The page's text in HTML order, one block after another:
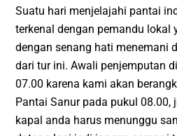
Suatu hari menjelajahi pantai
terkenal dengan pemandu lokal
dengan senang hati menemani
dari tur ini. Awali penjemputan
07.00 karena kami akan
Pantai Sanur pada pukul 08.00,
kapal anda harus menunggu